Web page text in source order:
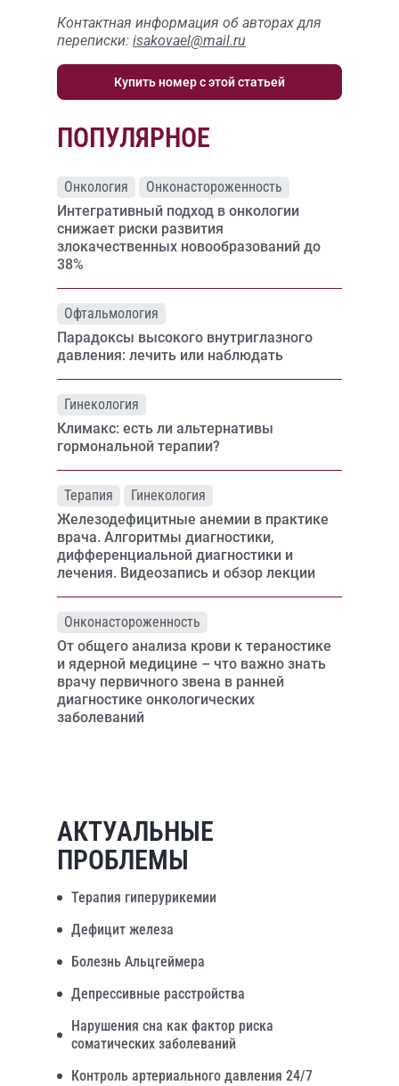
Контактная информация об авторах для
переписки: isakovael@mail.ru
Купить номер с этой статьей
ПОПУЛЯРНОЕ
Онкология
Онконастороженность
Интегративный подход в онкологии
снижает риски развития
злокачественных новообразований до
38%
Офтальмология
Парадоксы высокого внутриглазного
давления: лечить или наблюдать
Гинекология
Климакс: есть ли альтернативы
гормональной терапии?
Терапия
Гинекология
Железодефицитные анемии в практике
врача. Алгоритмы диагностики,
дифференциальной диагностики и
лечения. Видеозапись и обзор лекции
Онконастороженность
От общего анализа крови к тераностике
и ядерной медицине – что важно знать
врачу первичного звена в ранней
диагностике онкологических
заболеваний
АКТУАЛЬНЫЕ
ПРОБЛЕМЫ
Терапия гиперурикемии
Дефицит железа
Болезнь Альцгеймера
Депрессивные расстройства
Нарушения сна как фактор риска
соматических заболеваний
Контроль артериального давления 24/7